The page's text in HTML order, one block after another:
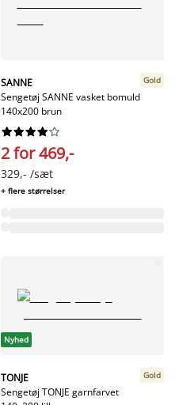
SANNE
Sengetøj SANNE vasket bomuld
140x200 brun
Gold






2 for 469,-
329,- /sæt
+ flere størrelser
Nyhed
TONJE
Sengetøj TONJE garnfarvet
Gold